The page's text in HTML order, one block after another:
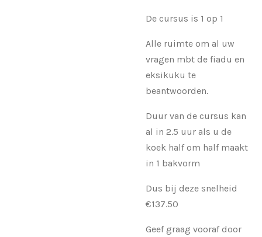
De cursus is 1 op 1
Alle ruimte om al uw
vragen mbt de fiadu en
eksikuku te
beantwoorden.
Duur van de cursus kan
al in 2.5 uur als u de
koek half om half maakt
in 1 bakvorm
Dus bij deze snelheid
€137.50
Geef graag vooraf door